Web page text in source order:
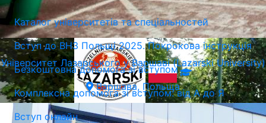
Університет Лазарського у Варшаві (Lazarski University)
Варшава, Польща
Каталог університетів та спеціальностей
Вступ до ВНЗ Польщі 2025. Покрокова інструкція
Безкоштовна допомога зі вступом
Комплексна допомога зі вступом: від А до Я
Вступ онлайн